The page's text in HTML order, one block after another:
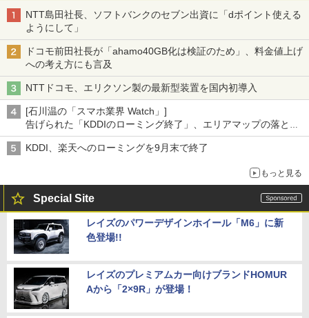
NTT島田社長、ソフトバンクのセブン出資に「dポイント使える
ようにして」
ドコモ前田社長が「ahamo40GB化は検証のため」、料金値上げ
への考え方にも言及
NTTドコモ、エリクソン製の最新型装置を国内初導入
[石川温の「スマホ業界 Watch」]
告げられた「KDDIのローミング終了」、エリアマップの落とし
穴と楽天モバイルの課題
KDDI、楽天へのローミングを9月末で終了
もっと見る
Special Site
レイズのパワーデザインホイール「M6」に新
色登場!!
レイズのプレミアムカー向けブランドHOMUR
Aから「2×9R」が登場！